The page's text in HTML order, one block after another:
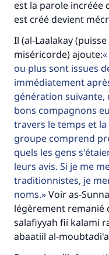
est la parole incréée
est créé devient
Il (al-Laalakay
miséricorde) ajoute:
ou plus sont issues
immédiatement
génération suivante,
bons compagnons
travers le temps et la
groupe comprend
quels les gens
leurs avis. Si je me
traditionnistes, je
noms. Voir as-
légèrement remanié
salafiyyah fii kalami
abaatiil al-